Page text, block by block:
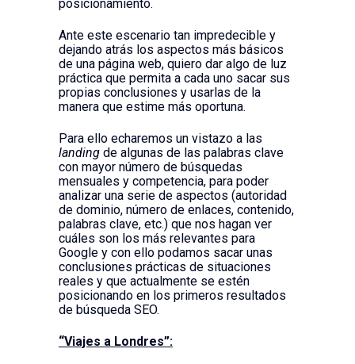
posicionamiento.
Ante este escenario tan impredecible y
dejando atrás los aspectos más básicos
de una página web, quiero dar algo de luz
práctica que permita a cada uno sacar sus
propias conclusiones y usarlas de la
manera que estime más oportuna.
Para ello echaremos un vistazo a las
landing de algunas de las palabras clave
con mayor número de búsquedas
mensuales y competencia, para poder
analizar una serie de aspectos (autoridad
de dominio, número de enlaces, contenido,
palabras clave, etc.) que nos hagan ver
cuáles son los más relevantes para
Google y con ello podamos sacar unas
conclusiones prácticas de situaciones
reales y que actualmente se estén
posicionando en los primeros resultados
de búsqueda SEO.
“Viajes a Londres”: